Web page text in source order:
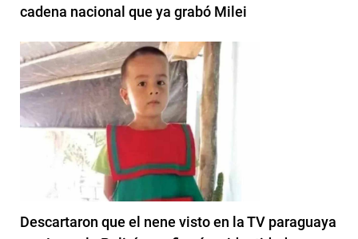
cadena nacional que ya grabó Milei
Descartaron que el nene visto en la TV paraguaya